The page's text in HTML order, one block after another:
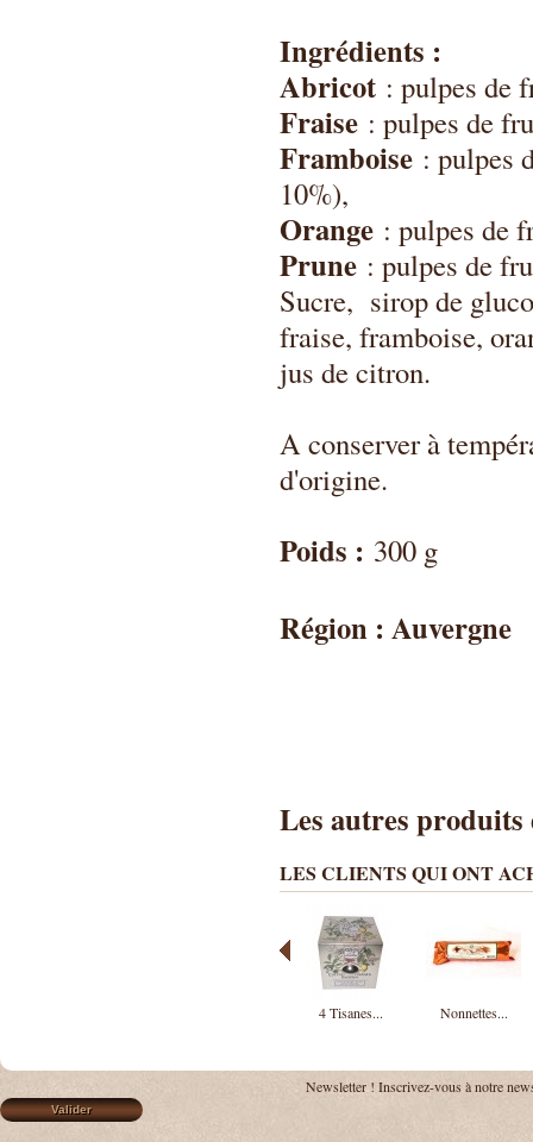
Ingrédients :
Abricot : pulpes de
Fraise : pulpes de
Framboise : pulpes
10%),
Orange : pulpes de
Prune : pulpes de
Sucre, sirop de
fraise, framboise,
jus de citron.
A conserver à
d'origine.
Poids : 300 g
Région : Auvergne
Les autres
LES CLIENTS QUI ONT
4 Tisanes... Nonnettes...
Newsletter ! Inscrivez-vous à notre